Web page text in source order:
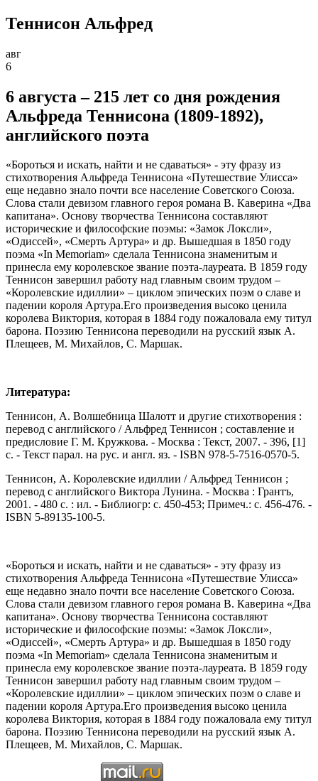
Теннисон Альфред
авг
6
6 августа – 215 лет со дня рождения
Альфреда Теннисона (1809-1892),
английского поэта
«Бороться и искать, найти и не сдаваться» ‑ эту фразу из
стихотворения Альфреда Теннисона «Путешествие Улисса»
еще недавно знало почти все население Советского Союза.
Слова стали девизом главного героя романа В. Каверина «Два
капитана». Основу творчества Теннисона составляют
исторические и философские поэмы: «Замок Локсли»,
«Одиссей», «Смерть Артура» и др. Вышедшая в 1850 году
поэма «In Memoriam» сделала Теннисона знаменитым и
принесла ему королевское звание поэта-лауреата. В 1859 году
Теннисон завершил работу над главным своим трудом –
«Королевские идиллии» – циклом эпических поэм о славе и
падении короля Артура.Его произведения высоко ценила
королева Виктория, которая в 1884 году пожаловала ему титул
барона. Поэзию Теннисона переводили на русский язык А.
Плещеев, М. Михайлов, С. Маршак.
Литература:
Теннисон, А. Волшебница Шалотт и другие стихотворения :
перевод с английского / Альфред Теннисон ; составление и
предисловие Г. М. Кружкова. - Москва : Текст, 2007. - 396, [1]
c. - Текст парал. на рус. и англ. яз. - ISBN 978-5-7516-0570-5.
Теннисон, А. Королевские идиллии / Альфред Теннисон ;
перевод с английского Виктора Лунина. - Москва : Грантъ,
2001. - 480 с. : ил. - Библиогр: с. 450-453; Примеч.: с. 456-476. -
ISBN 5-89135-100-5.
«Бороться и искать, найти и не сдаваться» ‑ эту фразу из
стихотворения Альфреда Теннисона «Путешествие Улисса»
еще недавно знало почти все население Советского Союза.
Слова стали девизом главного героя романа В. Каверина «Два
капитана». Основу творчества Теннисона составляют
исторические и философские поэмы: «Замок Локсли»,
«Одиссей», «Смерть Артура» и др. Вышедшая в 1850 году
поэма «In Memoriam» сделала Теннисона знаменитым и
принесла ему королевское звание поэта-лауреата. В 1859 году
Теннисон завершил работу над главным своим трудом –
«Королевские идиллии» – циклом эпических поэм о славе и
падении короля Артура.Его произведения высоко ценила
королева Виктория, которая в 1884 году пожаловала ему титул
барона. Поэзию Теннисона переводили на русский язык А.
Плещеев, М. Михайлов, С. Маршак.